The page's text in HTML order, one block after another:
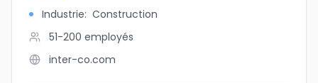
Industrie: Construction
51-200 employés
inter-co.com